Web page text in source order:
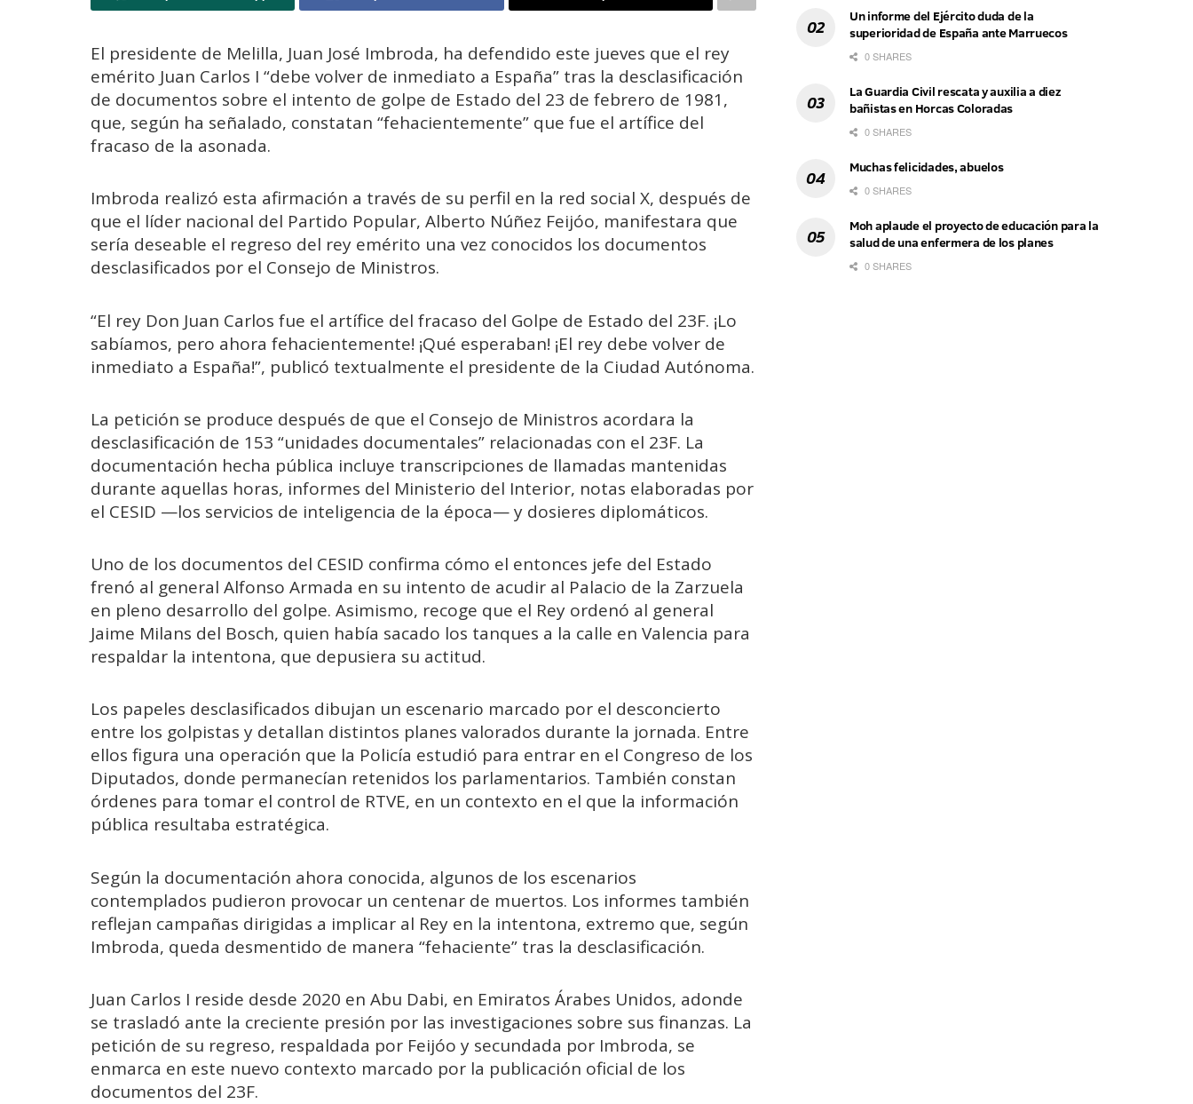
El presidente de Melilla, Juan José Imbroda, ha defendido este jueves que el rey
emérito Juan Carlos I “debe volver de inmediato a España” tras la desclasificación
de documentos sobre el intento de golpe de Estado del 23 de febrero de 1981,
que, según ha señalado, constatan “fehacientemente” que fue el artífice del
fracaso de la asonada.
Imbroda realizó esta afirmación a través de su perfil en la red social X, después de
que el líder nacional del Partido Popular, Alberto Núñez Feijóo, manifestara que
sería deseable el regreso del rey emérito una vez conocidos los documentos
desclasificados por el Consejo de Ministros.
“El rey Don Juan Carlos fue el artífice del fracaso del Golpe de Estado del 23F. ¡Lo
sabíamos, pero ahora fehacientemente! ¡Qué esperaban! ¡El rey debe volver de
inmediato a España!”, publicó textualmente el presidente de la Ciudad Autónoma.
La petición se produce después de que el Consejo de Ministros acordara la
desclasificación de 153 “unidades documentales” relacionadas con el 23F. La
documentación hecha pública incluye transcripciones de llamadas mantenidas
durante aquellas horas, informes del Ministerio del Interior, notas elaboradas por
el CESID —los servicios de inteligencia de la época— y dosieres diplomáticos.
Uno de los documentos del CESID confirma cómo el entonces jefe del Estado
frenó al general Alfonso Armada en su intento de acudir al Palacio de la Zarzuela
en pleno desarrollo del golpe. Asimismo, recoge que el Rey ordenó al general
Jaime Milans del Bosch, quien había sacado los tanques a la calle en Valencia para
respaldar la intentona, que depusiera su actitud.
Los papeles desclasificados dibujan un escenario marcado por el desconcierto
entre los golpistas y detallan distintos planes valorados durante la jornada. Entre
ellos figura una operación que la Policía estudió para entrar en el Congreso de los
Diputados, donde permanecían retenidos los parlamentarios. También constan
órdenes para tomar el control de RTVE, en un contexto en el que la información
pública resultaba estratégica.
Según la documentación ahora conocida, algunos de los escenarios
contemplados pudieron provocar un centenar de muertos. Los informes también
reflejan campañas dirigidas a implicar al Rey en la intentona, extremo que, según
Imbroda, queda desmentido de manera “fehaciente” tras la desclasificación.
Juan Carlos I reside desde 2020 en Abu Dabi, en Emiratos Árabes Unidos, adonde
se trasladó ante la creciente presión por las investigaciones sobre sus finanzas. La
petición de su regreso, respaldada por Feijóo y secundada por Imbroda, se
enmarca en este nuevo contexto marcado por la publicación oficial de los
documentos del 23F.
Un informe del Ejército duda de la
superioridad de España ante Marruecos
0 SHARES
La Guardia Civil rescata y auxilia a diez
bañistas en Horcas Coloradas
0 SHARES
Muchas felicidades, abuelos
0 SHARES
Moh aplaude el proyecto de educación para la
salud de una enfermera de los planes
0 SHARES